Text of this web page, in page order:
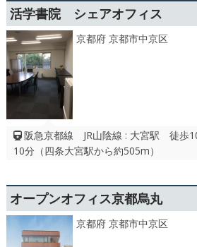
活学書院 シェアオフィス
京都府 京都市中京区
阪急京都線 JR山陰線 : 大宮駅 徒
10分（四条大宮駅から約505m）
オープンオフィス京都烏丸
京都府 京都市中京区